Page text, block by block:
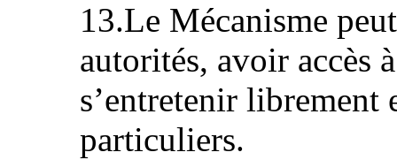
13.Le Mécanisme
autorités, avoir accès
s’entretenir librement
particuliers.